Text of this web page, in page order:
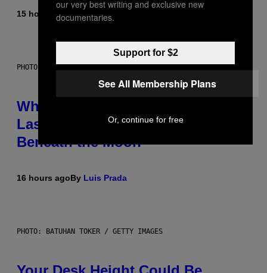
15 hours ago Caleb Catlin
PHOTO: NASA; DR PIXEL / GETTY IMAGES
Why NASA Wants to Send a
Laser-Powered Drone Into Caves
Beneath the Moon
16 hours agoBy Luis Prada
PHOTO: BATUHAN TOKER / GETTY IMAGES
our very best writing and exclusive new
documentaries.
Support for $2
See All Membership Plans
Or, continue for free